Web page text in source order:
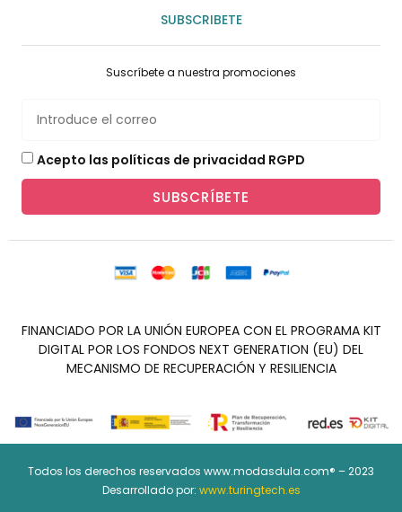
SUBSCRIBETE
Suscríbete a nuestra promociones
Acepto las políticas de privacidad RGPD
SUBSCRÍBETE
FINANCIADO POR LA UNIÓN EUROPEA CON EL PROGRAMA KIT
DIGITAL POR LOS FONDOS NEXT GENERATION (EU) DEL
MECANISMO DE RECUPERACIÓN Y RESILIENCIA
Todos los derechos reservados www.modasdula.com® – 2023
Desarrollado por: www.turingtech.es